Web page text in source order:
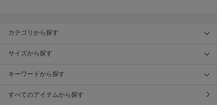
カテゴリから探す
サイズから探す
キーワードから探す
すべてのアイテムから探す